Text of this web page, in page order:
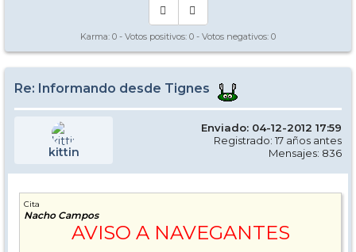
Karma: 0 - Votos positivos: 0 - Votos negativos: 0
Re: Informando desde Tignes
kittin
Enviado: 04-12-2012 17:59
Registrado: 17 años antes
Mensajes: 836
Cita
Nacho Campos
AVISO A NAVEGANTES